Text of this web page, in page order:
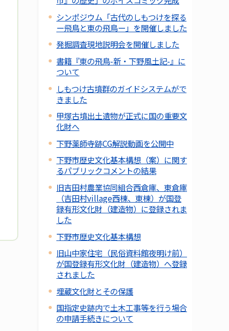
シンポジウム「古代のしもつけを探る
ー飛鳥と東の飛鳥ー」を開催しました
発掘調査現地説明会を開催しました
書籍『東の飛鳥-新・下野風土記-』に
ついて
しもつけ古墳群のガイドシステムがで
きました
甲塚古墳出土遺物が正式に国の重要文
化財へ
下野薬師寺跡CG解説動画を公開中
下野市歴史文化基本構想（案）に関す
るパブリックコメントの結果
旧吉田村農業協同組合西倉庫、東倉庫
（吉田村village西棟、東棟）が国登
録有形文化財（建造物）に登録されま
した
下野市歴史文化基本構想
旧山中家住宅（民俗資料館夜明け前）
が国登録有形文化財（建造物）へ登録
されました
埋蔵文化財とその保護
国指定史跡内で土木工事等を行う場合
の申請手続きについて